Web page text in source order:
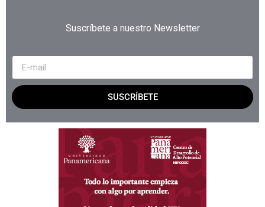
Suscríbete a nuestro Newsletter
SUSCRÍBETE